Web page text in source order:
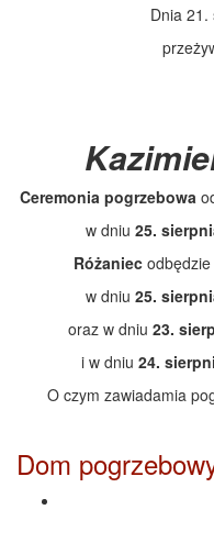
Dnia
Ceremonia pogrzebowa
w dniu 25.
Różaniec
w dniu 25.
oraz w dniu 23.
i w dniu 24.
O czym zawiadamia
Dom